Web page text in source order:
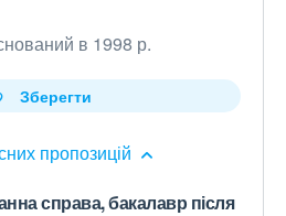
в 1998 р.
пропозицій
Зберегти
справа, бакалавр після